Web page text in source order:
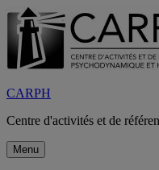
Aller
au
contenu
CARPH
Centre d'activités et de
Menu